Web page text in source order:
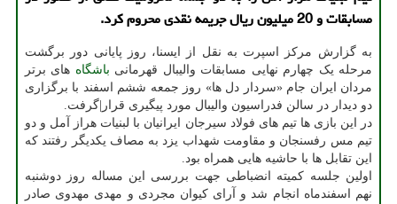
مسابقات و 20 میلیون ریال جریمه نقدی محروم کرد.
به گزارش مرکز اسپرت به نقل از ایسنا، روز پایانی دور برگشت
مرحله یک چهارم نهایی مسابقات والیبال قهرمانی باشگاه های برتر
مردان ایران جام «سردار دل ها» روز جمعه ششم اسفند با برگزاری
دو دیدار در سالن فدراسیون والیبال مورد پیگیری قرار|گرفت.
در این بازی ها تیم های فولاد سیرجان ایرانیان با لبنیات هراز آمل و دو
تیم مس رفسنجان و مقاومت شهداب یزد به مصاف یکدیگر رفتند که
این تقابل ها با حاشیه هایی همراه بود.
اولین جلسه کمیته انضباطی جهت بررسی این مساله روز دوشنبه
نهم اسفندماه انجام شد و آرای کیوان مجردی و مهدی مهدوی صادر